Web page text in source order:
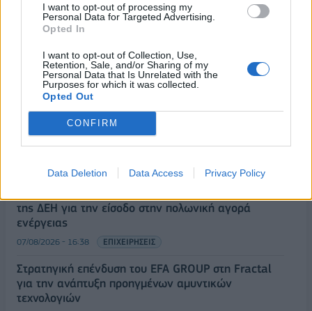
I want to opt-out of processing my
Personal Data for Targeted Advertising.
Opted In
I want to opt-out of Collection, Use,
Retention, Sale, and/or Sharing of my
Personal Data that Is Unrelated with the
Purposes for which it was collected.
Opted Out
CONFIRM
Data Deletion Data Access Privacy Policy
ΡΟΗ ΕΙΔΗΣΕΩΝ
ΥΠΑΑΤ: Επιπλέον 12,5 εκατ. ευρώ στις Περιφέρειες
για την ενίσχυση της βιοασφάλειας
ΟΙΚΟΝΟΜΙΑ
της ΔΕΗ για την είσοδο στην πολωνική αγορά
ενέργειας
07/08/2026 - 16:38 ΕΠΙΧΕΙΡΗΣΕΙΣ
Στρατηγική επένδυση του EFA GROUP στη Fractal
για την ανάπτυξη προηγμένων αμυντικών
τεχνολογιών